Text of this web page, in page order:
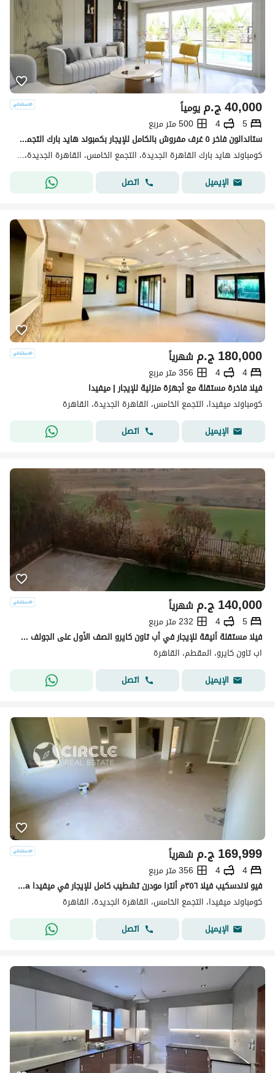
ج.م40,000 يومياً
5
4
500 متر مربع
ستاندالون فاخر ٥ غرف مفروش بالكامل للإيجار بكمبوند هايد بارك التجمع الخامس بالقاهرة الجديدة
كومباوند هايد بارك القاهرة الجديدة، التجمع الخامس، القاهرة الجديدة، القاهرة
الإيميل
اتصل
ج.م180,000 شهرياً
4
4
356 متر مربع
فيلا فاخرة مستقلة مع أجهزة منزلية للإيجار | ميفيدا
كومباوند ميفيدا، التجمع الخامس، القاهرة الجديدة، القاهرة
الإيميل
اتصل
ج.م140,000 شهرياً
5
4
232 متر مربع
فيلا مستقلة أنيقة للإيجار في أب تاون كايرو الصف الأول على الجولف وموقع مميز
اب تاون كايرو، المقطم، القاهرة
الإيميل
اتصل
ج.م169,999 شهرياً
4
4
356 متر مربع
فيو لاندسكيب فيلا ٣٥٦م ألترا مودرن تشطيب كامل للإيجار في ميفيدا Mivida التجمع الخامس بالقرب من الجامعة الأمريكية AUC القاهرة الجديدة New Cairo إعمار
كومباوند ميفيدا، التجمع الخامس، القاهرة الجديدة، القاهرة
الإيميل
اتصل